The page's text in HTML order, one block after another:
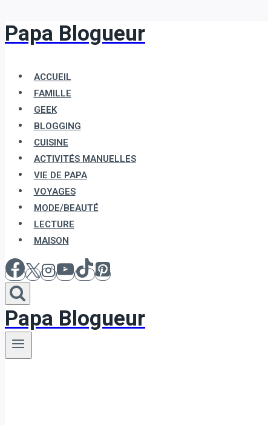
Aller
au
Papa Blogueur
ACCUEIL
FAMILLE
GEEK
BLOGGING
CUISINE
ACTIVITÉS MANUELLES
VIE DE PAPA
VOYAGES
MODE/BEAUTÉ
LECTURE
MAISON
Papa Blogueur